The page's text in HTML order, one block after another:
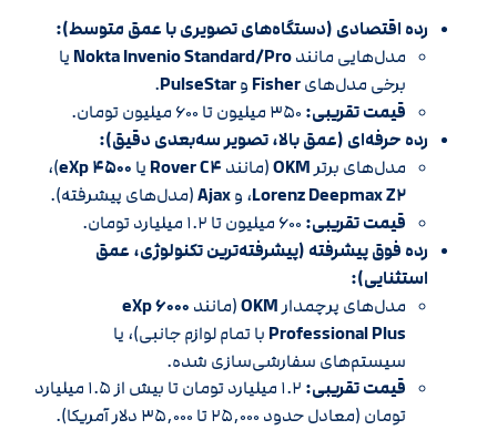
رده اقتصادی (دستگاه‌های تصویری با عمق متوسط):
مدل‌هایی مانندNokta Invenio Standard/Pro یا
برخی مدل‌هایFisher وPulseStar
.
قیمت تقریبی:
رده حرفه‌ای (عمق بالا، تصویر سه‌بعدی دقیق):
مدل‌های برتر OKM(مانند Rover C۴ یا eXp ۴۵۰۰)،
Lorenz Deepmax Z۲، وAjax(مدل‌های پیشرفته).
قیمت تقریبی:
رده فوق پیشرفته (پیشرفته‌ترین تکنولوژی، عمق
استثنایی):
مدل‌های پرچمدار OKM(مانند eXp ۶۰۰۰
Professional Plus با تمام لوازم جانبی)، یا
سیستم‌های سفارشی‌سازی شده.
قیمت تقریبی:
۱.۲ میلیارد تومان تا بیش از ۱.۵ میلیارد
تومان (معادل حدود ۲۵,۰۰۰ تا ۳۵,۰۰۰ دلار آمریکا).